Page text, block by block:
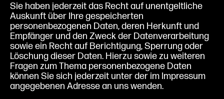
Sie haben jederzeit das Recht auf unentgeltliche
Auskunft über Ihre gespeicherten
personenbezogenen Daten, deren Herkunft und
Empfänger und den Zweck der Datenverarbeitung
sowie ein Recht auf Berichtigung, Sperrung oder
Löschung dieser Daten. Hierzu sowie zu weiteren
Fragen zum Thema personenbezogene Daten
können Sie sich jederzeit unter der im Impressum
angegebenen Adresse an uns wenden.